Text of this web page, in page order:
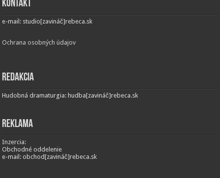
Kontakt
e-mail: studio[zavináč]rebeca.sk
Ochrana osobných údajov
Redakcia
Hudobná dramaturgia: hudba[zavináč]rebeca.sk
Reklama
Inzercia:
Obchodné oddelenie
e-mail: obchod[zavináč]rebeca.sk